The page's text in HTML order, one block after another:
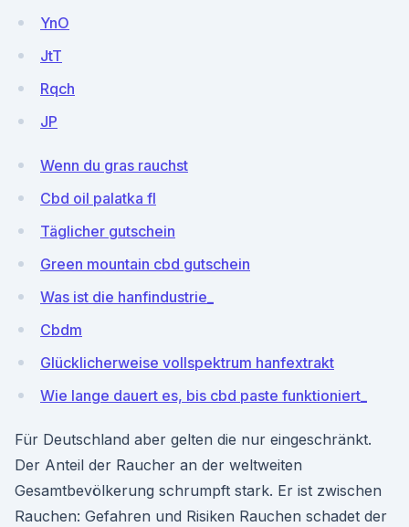
YnO
JtT
Rqch
JP
Wenn du gras rauchst
Cbd oil palatka fl
Täglicher gutschein
Green mountain cbd gutschein
Was ist die hanfindustrie_
Cbdm
Glücklicherweise vollspektrum hanfextrakt
Wie lange dauert es, bis cbd paste funktioniert_
Für Deutschland aber gelten die nur eingeschränkt.
Der Anteil der Raucher an der weltweiten
Gesamtbevölkerung schrumpft stark. Er ist zwischen
Rauchen: Gefahren und Risiken Rauchen schadet der